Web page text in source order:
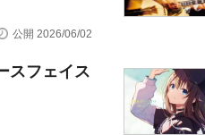
公開 2026/06/02
スフェイス